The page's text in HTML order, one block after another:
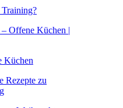
Training?
Küchen